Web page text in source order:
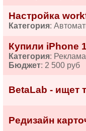
Настройка
Категория:
Купили iPhone
Категория:
Бюджет: 2 500 руб
BetaLab - ищет
Редизайн